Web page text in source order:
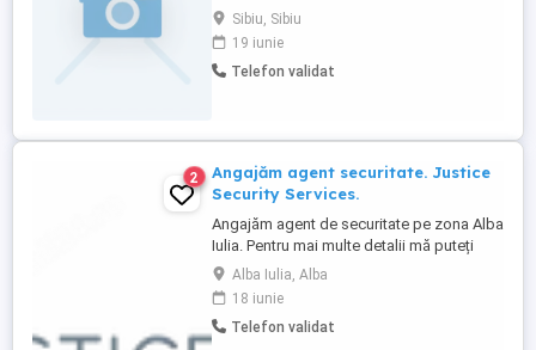
pentru magazinele Lidl din Sibiu. Mai
multe detalii și informații la telefon rog
seriozitate.
Sibiu, Sibiu
19 iunie
Telefon validat
2
Angajăm agent securitate. Justice
Security Services.
Angajăm agent de securitate pe zona Alba
Iulia. Pentru mai multe detalii mă puteți
contacta telefonic.
Alba Iulia, Alba
18 iunie
Telefon validat